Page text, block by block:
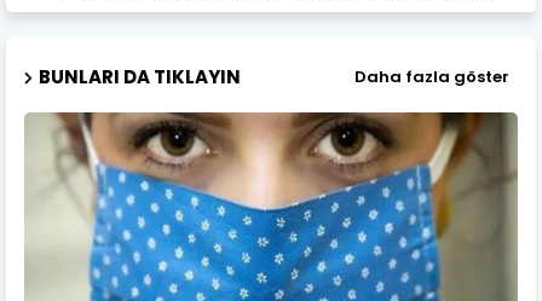
BUNLARI DA TIKLAYIN Daha fazla göster